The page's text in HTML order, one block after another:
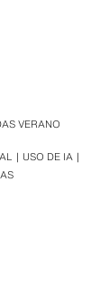
USO DE IA
VERANO